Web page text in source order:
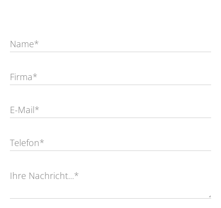
Name*
Firma*
E-Mail*
Telefon*
Ihre Nachricht...*